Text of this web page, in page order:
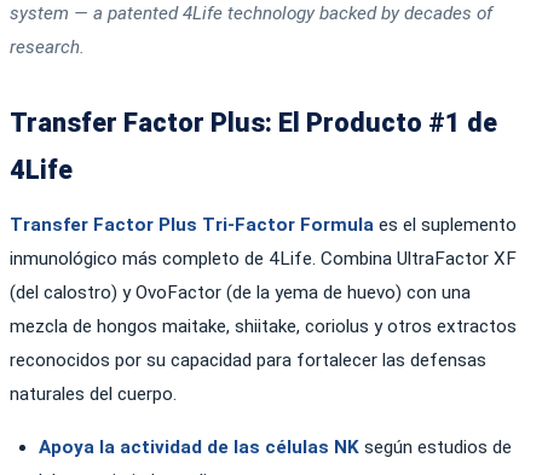
system — a patented 4Life technology backed by decades of
research.
Transfer Factor Plus: El Producto #1 de
4Life
Transfer Factor Plus Tri-Factor Formula es el suplemento
inmunológico más completo de 4Life. Combina UltraFactor XF
(del calostro) y OvoFactor (de la yema de huevo) con una
mezcla de hongos maitake, shiitake, coriolus y otros extractos
reconocidos por su capacidad para fortalecer las defensas
naturales del cuerpo.
Apoya la actividad de las células NK según estudios de